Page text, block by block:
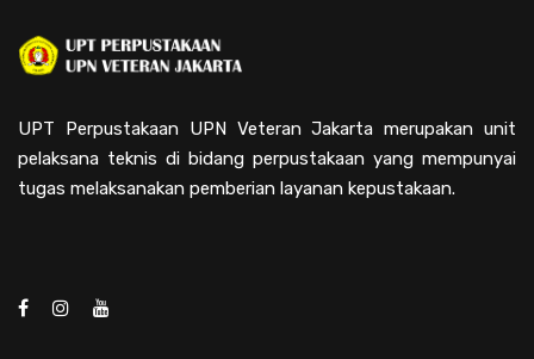
UPT Perpustakaan UPN Veteran Jakarta merupakan unit
pelaksana teknis di bidang perpustakaan yang mempunyai
tugas melaksanakan pemberian layanan kepustakaan.